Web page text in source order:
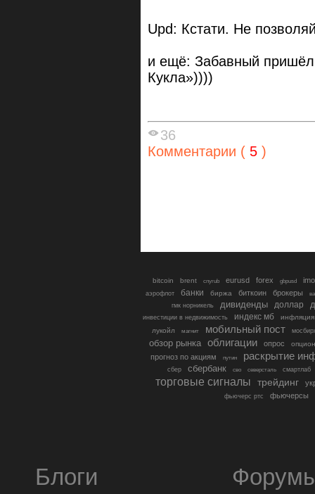
Upd: Кстати. Не
и ещё: Забавный
Кукла»))))
36
Комментарии ( 5 )
bitcoin brent cnyrub eurusd forex gbpusd
аэрофлот банки биржа биткоин брокеры
гмк норникель
дивиденды доллар
инвестиции в недвижимость индекс мб
инфляция
лукойл
магнит мобильный пост
обзор рынка облигации опрос
прогноз по акциям путин раскрытие
сбер сбербанк сво северсталь смартлаб
торговые сигналы трейдинг
фьючерс ртс фьючерсы
Блоги